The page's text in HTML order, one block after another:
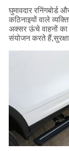
घुमावदार रनिंगबोर्ड
कठिनाइयों वाले
अक्सर ऊंचे वाहनों का
संयोजन करते हैं,सुरक्षा